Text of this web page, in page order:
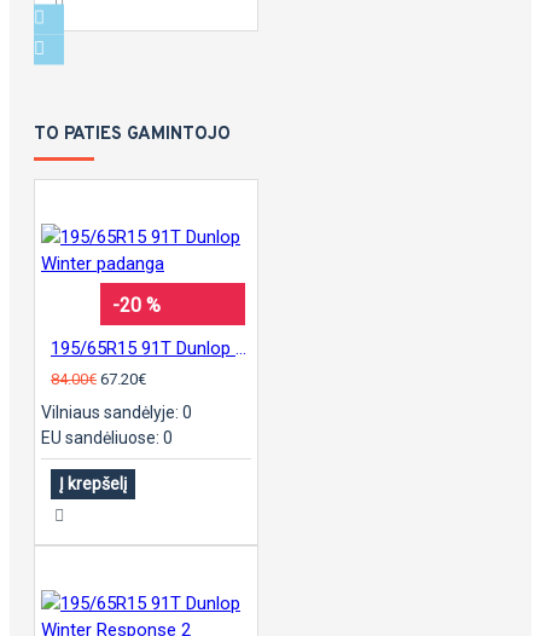
TO PATIES GAMINTOJO
-20 %
84.00€ 67.20€
Vilniaus sandėlyje: 0
EU sandėliuose: 0
Į krepšelį